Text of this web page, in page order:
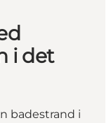
i det
badestrand i